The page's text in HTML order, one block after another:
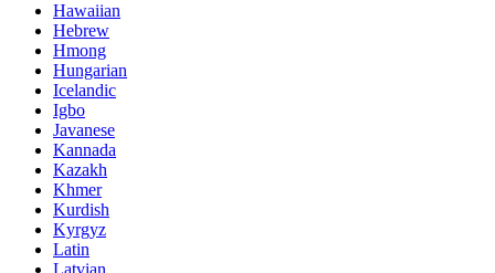
Hawaiian
Hebrew
Hmong
Hungarian
Icelandic
Igbo
Javanese
Kannada
Kazakh
Khmer
Kurdish
Kyrgyz
Latin
Latvian